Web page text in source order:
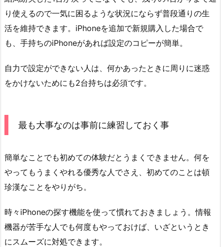
り使えるので一気に困るような状況にならず普段通りの生
活を維持できます。iPhoneを追加で新規購入した場合で
も、手持ちのiPhoneがあれば設定のコピーが簡単。
自力で設定ができない人は、何かあったときに周りに迷惑
をかけないためにも2台持ちは必須です。
最も大事なのは事前に練習しておく事
簡単なことでも初めての体験だとうまくできません。何を
やってもうまくやれる優秀な人でさえ、初めてのことは頓
珍漢なことをやりがち。
時々iPhoneの探す機能を使って慣れておきましょう。情報
機器が苦手な人でも何度もやっておけば、いざというとき
にスムーズに対処できます。